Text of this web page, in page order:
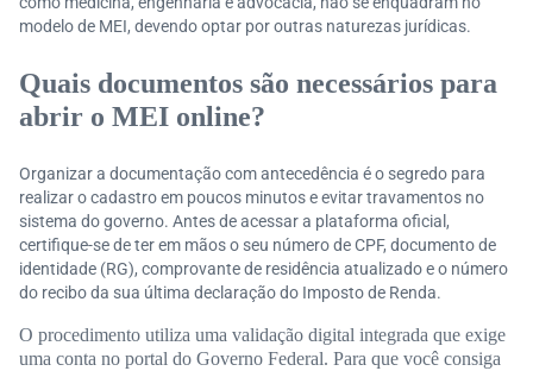
modelo de MEI, devendo optar por outras naturezas jurídicas.
Quais documentos são necessários para
abrir o MEI online?
Organizar a documentação com antecedência é o segredo para
realizar o cadastro em poucos minutos e evitar travamentos no
sistema do governo. Antes de acessar a plataforma oficial,
certifique-se de ter em mãos o seu número de CPF, documento de
identidade (RG), comprovante de residência atualizado e o número
do recibo da sua última declaração do Imposto de Renda.
O procedimento utiliza uma validação digital integrada que exige
uma conta no portal do Governo Federal. Para que você consiga